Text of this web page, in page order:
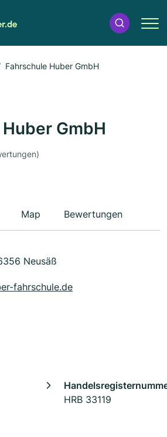
Fahrschule Huber GmbH
GmbH
Map Bewertungen
Neusäß
fahrschule.de
HRB 33119